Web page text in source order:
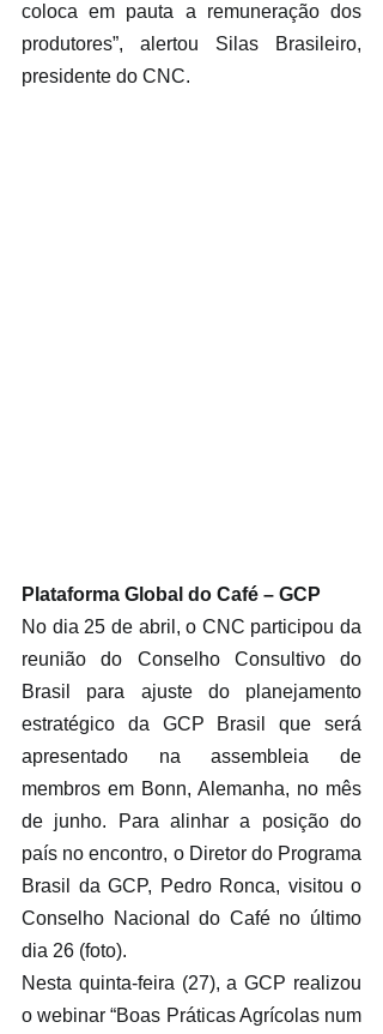
coloca em pauta a remuneração dos
produtores”, alertou Silas Brasileiro,
presidente do CNC.
Plataforma Global do Café – GCP
No dia 25 de abril, o CNC participou da
reunião do Conselho Consultivo do
Brasil para ajuste do planejamento
estratégico da GCP Brasil que será
apresentado na assembleia de
membros em Bonn, Alemanha, no mês
de junho. Para alinhar a posição do
país no encontro, o Diretor do Programa
Brasil da GCP, Pedro Ronca, visitou o
Conselho Nacional do Café no último
dia 26 (foto).
Nesta quinta-feira (27), a GCP realizou
o webinar “Boas Práticas Agrícolas num